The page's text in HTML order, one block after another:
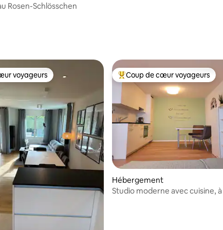
de 118 commentaires : 4,87 sur 5
Bienvenue au Rosen-Schlösschen
voyageurs
voyageurs Coups de cœur voyageurs les
Coup de cœur voyageurs
Hébergement
Studio moderne avec cuisine,